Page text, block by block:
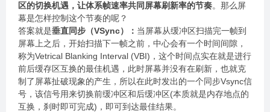
区的切换机遇，让体系帧速率共同屏幕刷新率的节奏。那么屏
幕是怎样控制这个节奏的呢？
答案就是垂直同步（VSync）： 当屏幕从缓冲区扫描完一帧到
屏幕上之后，开始扫描下一帧之前，中心会有一个时间间隙，
称为Vetrical Blanking Interval (VBI)，这个时间点实在就是进行
前后缓存区互换的最佳机遇，此时屏幕并没有在刷新，也就克
制了屏幕扯破现象的产生，所以在此时发出的一个同步Vsync信
号，该信号用来切换前缓冲区和后缓冲区(本质就是内存地点的
互换，刹时即可完成)，即可到达最佳结果。